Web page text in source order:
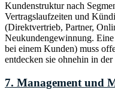
Kundenstruktur nach
Vertragslaufzeiten und
(Direktvertrieb, Partner,
Neukundengewinnung.
bei einem Kunden) muss
entdecken sie ohnehin in
7. Management und